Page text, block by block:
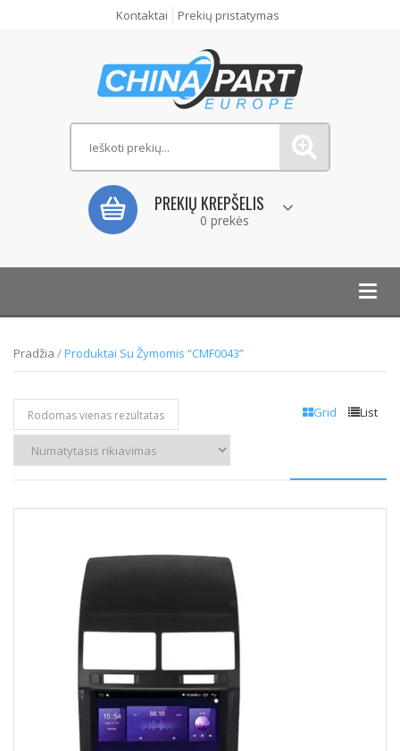
Kontaktai Prekių pristatymas
PREKIŲ KREPŠELIS
0 prekės
Pradžia / Produktai Su Žymomis “CMF0043”
Grid List
Rodomas vienas rezultatas